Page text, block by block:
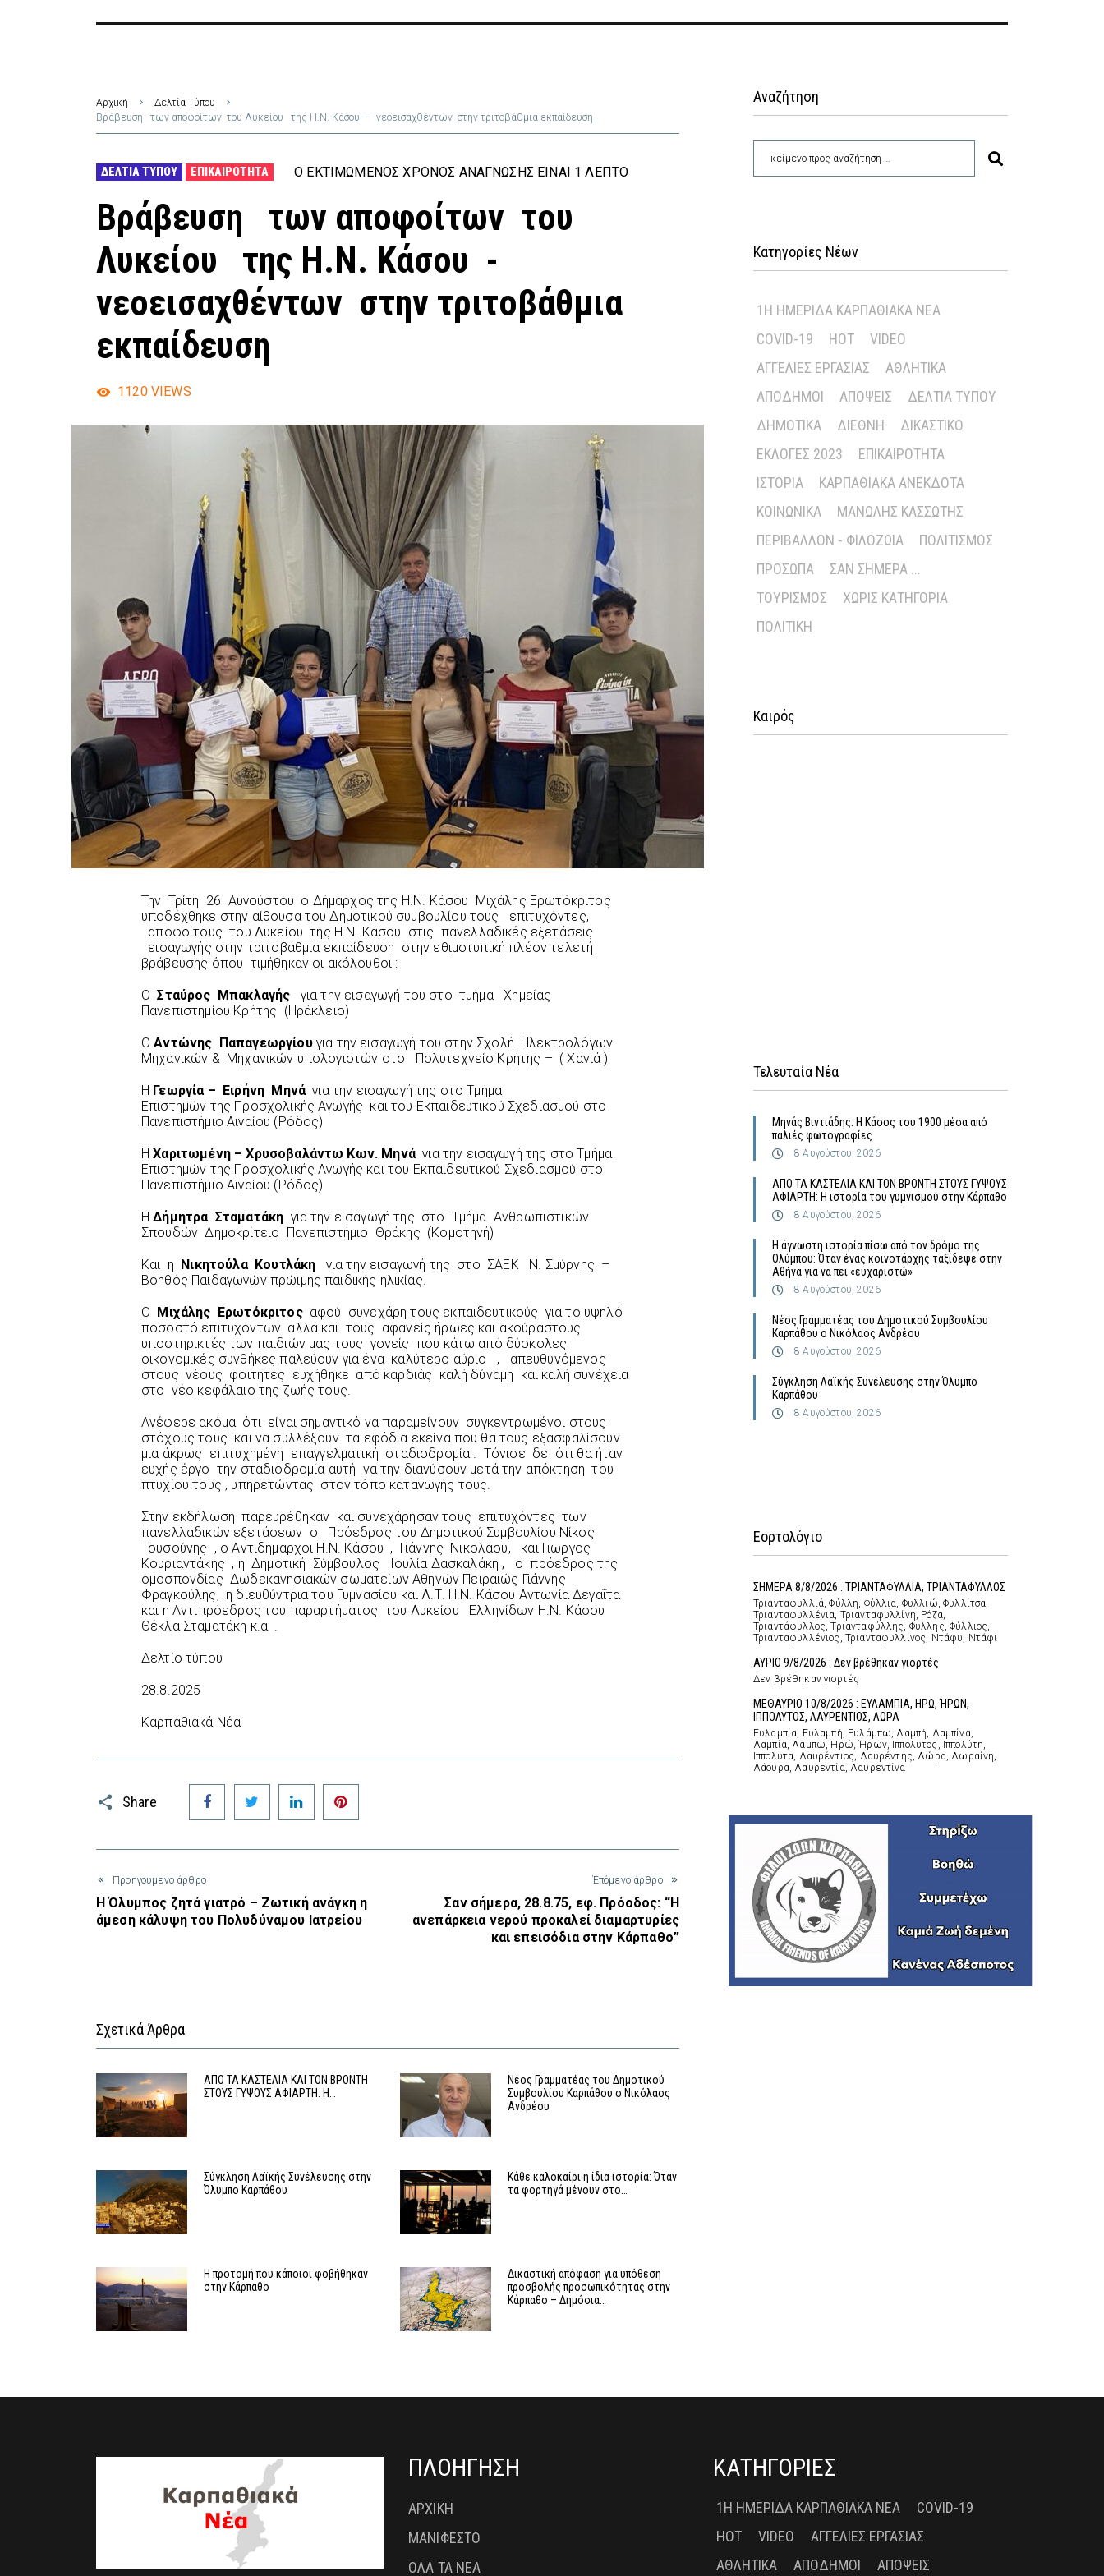
Αρχική
Δελτία Τύπου
Βράβευση των αποφοίτων του Λυκείου της Η.Ν. Κάσου – νεοεισαχθέντων στην τριτοβάθμια εκπαίδευση
ΔΕΛΤΊΑ ΤΎΠΟΥ ΕΠΙΚΑΙΡΌΤΗΤΑ Ο ΕΚΤΙΜΏΜΕΝΟΣ ΧΡΌΝΟΣ ΑΝΆΓΝΩΣΗΣ ΕΊΝΑΙ 1 ΛΕΠΤΌ
Βράβευση των αποφοίτων του
Λυκείου της Η.Ν. Κάσου -
νεοεισαχθέντων στην τριτοβάθμια
εκπαίδευση
1120 VIEWS
Την Τρίτη 26 Αυγούστου ο Δήμαρχος της Η.Ν. Κάσου Μιχάλης Ερωτόκριτος
υποδέχθηκε στην αίθουσα του Δημοτικού συμβουλίου τους επιτυχόντες,
αποφοίτους του Λυκείου της Η.Ν. Κάσου στις πανελλαδικές εξετάσεις
εισαγωγής στην τριτοβάθμια εκπαίδευση στην εθιμοτυπική πλέον τελετή
βράβευσης όπου τιμήθηκαν οι ακόλουθοι :
ΟΣταύρος Μπακλαγής για την εισαγωγή του στο τμήμα Χημείας
Πανεπιστημίου Κρήτης (Ηράκλειο)
ΟΑντώνης Παπαγεωργίουγια την εισαγωγή του στην Σχολή Ηλεκτρολόγων
Μηχανικών & Μηχανικών υπολογιστών στο Πολυτεχνείο Κρήτης – ( Χανιά )
Η Γεωργία – Ειρήνη Μηνάγια την εισαγωγή της στο Τμήμα
Επιστημών της Προσχολικής Αγωγής και του Εκπαιδευτικού Σχεδιασμού στο
Πανεπιστήμιο Αιγαίου (Ρόδος)
ΗΧαριτωμένη – Χρυσοβαλάντω Κων. Μηνά για την εισαγωγή της στο Τμήμα
Επιστημών της Προσχολικής Αγωγής και του Εκπαιδευτικού Σχεδιασμού στο
Πανεπιστήμιο Αιγαίου (Ρόδος)
Η Δήμητρα Σταματάκη για την εισαγωγή της στο Τμήμα Ανθρωπιστικών
Σπουδών Δημοκρίτειο Πανεπιστήμιο Θράκης (Κομοτηνή)
Και η Νικητούλα Κουτλάκη για την εισαγωγή της στο ΣΑΕΚ Ν. Σμύρνης –
Βοηθός Παιδαγωγών πρώιμης παιδικής ηλικίας.
Ο Μιχάλης Ερωτόκριτοςαφού συνεχάρη τους εκπαιδευτικούς για το υψηλό
ποσοστό επιτυχόντων αλλά και τους αφανείς ήρωες και ακούραστους
υποστηρικτές των παιδιών μας τους γονείς που κάτω από δύσκολες
οικονομικές συνθήκες παλεύουν για ένα καλύτερο αύριο , απευθυνόμενος
στους νέους φοιτητές ευχήθηκε από καρδιάς καλή δύναμη και καλή συνέχεια
στο νέο κεφάλαιο της ζωής τους.
Ανέφερε ακόμα ότι είναι σημαντικό να παραμείνουν συγκεντρωμένοι στους
στόχους τους και να συλλέξουν τα εφόδια εκείνα που θα τους εξασφαλίσουν
μια άκρως επιτυχημένη επαγγελματική σταδιοδρομία . Τόνισε δε ότι θα ήταν
ευχής έργο την σταδιοδρομία αυτή να την διανύσουν μετά την απόκτηση του
πτυχίου τους , υπηρετώντας στον τόπο καταγωγής τους.
Στην εκδήλωση παρευρέθηκαν και συνεχάρησαν τους επιτυχόντες των
πανελλαδικών εξετάσεων ο Πρόεδρος του Δημοτικού Συμβουλίου Νίκος
Τουσούνης , ο Αντιδήμαρχοι Η.Ν. Κάσου , Γιάννης Νικολάου, και Γιωργος
Κουριαντάκης , η Δημοτική Σύμβουλος Ιουλία Δασκαλάκη , ο πρόεδρος της
ομοσπονδίας Δωδεκανησιακών σωματείων Αθηνών Πειραιώς Γιάννης
Φραγκούλης, η διευθύντρια του Γυμνασίου και Λ.Τ. Η.Ν. Κάσου Αντωνία Δεγαΐτα
και η Αντιπρόεδρος του παραρτήματος του Λυκείου Ελληνίδων Η.Ν. Κάσου
Θέκλα Σταματάκη κ.α .
Δελτίο τύπου
28.8.2025
Καρπαθιακά Νέα
Share
Facebook Twitter LinkedIn
Προηγούμενο άρθρο
Η Όλυμπος ζητά γιατρό – Ζωτική ανάγκη η
άμεση κάλυψη του Πολυδύναμου Ιατρείου
Έπόμενο άρθρο
Σαν σήμερα, 28.8.75, εφ. Πρόοδος: “Η
ανεπάρκεια νερού προκαλεί διαμαρτυρίες
και επεισόδια στην Κάρπαθο”
Σχετικά Άρθρα
ΑΠΟ ΤΑ ΚΑΣΤΕΛΙΑ ΚΑΙ ΤΟΝ ΒΡΟΝΤΗ
ΣΤΟΥΣ ΓΥΨΟΥΣ ΑΦΙΑΡΤΗ: Η…
Νέος Γραμματέας του Δημοτικού
Συμβουλίου Καρπάθου ο Νικόλαος
Ανδρέου
Σύγκληση Λαϊκής Συνέλευσης στην
Όλυμπο Καρπάθου
Κάθε καλοκαίρι η ίδια ιστορία: Όταν
τα φορτηγά μένουν στο…
Η προτομή που κάποιοι φοβήθηκαν
στην Κάρπαθο
Δικαστική απόφαση για υπόθεση
προσβολής προσωπικότητας στην
Κάρπαθο – Δημόσια…
Αναζήτηση
Κατηγορίες Νέων
1Η ΗΜΕΡΊΔΑ ΚΑΡΠΑΘΙΑΚΆ ΝΈΑ
COVID-19
HOT
VIDEO
ΑΓΓΕΛΊΕΣ ΕΡΓΑΣΊΑΣ
ΑΘΛΗΤΙΚΆ
ΑΠΌΔΗΜΟΙ
ΑΠΌΨΕΙΣ
ΔΕΛΤΊΑ ΤΎΠΟΥ
ΔΗΜΟΤΙΚΆ
ΔΙΕΘΝΉ
ΔΙΚΑΣΤΙΚΌ
ΕΚΛΟΓΈΣ 2023
ΕΠΙΚΑΙΡΌΤΗΤΑ
ΙΣΤΟΡΊΑ
ΚΑΡΠΑΘΙΑΚΆ ΑΝΈΚΔΟΤΑ
ΚΟΙΝΩΝΙΚΆ
ΜΑΝΏΛΗΣ ΚΑΣΣΏΤΗΣ
ΠΕΡΙΒΆΛΛΟΝ - ΦΙΛΟΖΩΊΑ
ΠΟΛΙΤΙΣΜΌΣ
ΠΡΌΣΩΠΑ
ΣΑΝ ΣΉΜΕΡΑ ...
ΤΟΥΡΙΣΜΌΣ
ΧΩΡΊΣ ΚΑΤΗΓΟΡΊΑ
ΠΟΛΙΤΙΚΉ
Καιρός
Τελευταία Νέα
Μηνάς Βιντιάδης: Η Κάσος του 1900 μέσα από
παλιές φωτογραφίες
8 Αυγούστου, 2026
ΑΠΟ ΤΑ ΚΑΣΤΕΛΙΑ ΚΑΙ ΤΟΝ ΒΡΟΝΤΗ ΣΤΟΥΣ ΓΥΨΟΥΣ
ΑΦΙΑΡΤΗ: Η ιστορία του γυμνισμού στην Κάρπαθο
8 Αυγούστου, 2026
Η άγνωστη ιστορία πίσω από τον δρόμο της
Ολύμπου: Όταν ένας κοινοτάρχης ταξίδεψε στην
Αθήνα για να πει «ευχαριστώ»
8 Αυγούστου, 2026
Νέος Γραμματέας του Δημοτικού Συμβουλίου
Καρπάθου ο Νικόλαος Ανδρέου
8 Αυγούστου, 2026
Σύγκληση Λαϊκής Συνέλευσης στην Όλυμπο
Καρπάθου
8 Αυγούστου, 2026
Εορτολόγιο
ΣΗΜΕΡΑ 8/8/2026 : ΤΡΙΑΝΤΑΦΥΛΛΙΑ, ΤΡΙΑΝΤΑΦΥΛΛΟΣ
Τριανταφυλλιά, Φύλλη, Φύλλια, Φυλλιώ, Φυλλίτσα,
Τριανταφυλλένια, Τριανταφυλλίνη, Ρόζα,
Τριαντάφυλλος, Τριανταφύλλης, Φύλλης, Φύλλιος,
Τριανταφυλλένιος, Τριανταφυλλίνος, Ντάφυ, Ντάφι
ΑΥΡΙΟ 9/8/2026 : Δεν βρέθηκαν γιορτές
Δεν βρέθηκαν γιορτές
ΜΕΘΑΥΡΙΟ 10/8/2026 : ΕΥΛΑΜΠΙΑ, ΗΡΩ, ΉΡΩΝ,
ΙΠΠΟΛΥΤΟΣ, ΛΑΥΡΕΝΤΙΟΣ, ΛΩΡΑ
Ευλαμπία, Ευλαμπή, Ευλάμπω, Λαμπή, Λαμπίνα,
Λαμπία, Λάμπω, Ηρώ, Ήρων, Ιππόλυτος, Ιππολύτη,
Ιππολύτα, Λαυρέντιος, Λαυρέντης, Λώρα, Λωραίνη,
Λάουρα, Λαυρεντία, Λαυρεντίνα
ΠΛΟΗΓΗΣΗ
ΑΡΧΙΚΗ
ΜΑΝΙΦΕΣΤΟ
ΟΛΑ ΤΑ ΝΕΑ
ΚΑΤΗΓΟΡΙΕΣ
1Η ΗΜΕΡΊΔΑ ΚΑΡΠΑΘΙΑΚΆ ΝΈΑ
COVID-19
HOT
VIDEO
ΑΓΓΕΛΊΕΣ ΕΡΓΑΣΊΑΣ
ΑΘΛΗΤΙΚΆ
ΑΠΌΔΗΜΟΙ ΑΠΌΨΕΙΣ